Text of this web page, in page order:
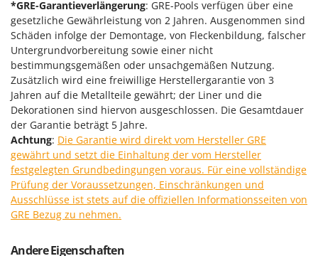
Mehrzweck-Sauggeräte
Minibacköfen
Motorhacken - Gartenfräsen
Motorspritzen
Mulcher für Traktor
N
Notstromaggregat
Nudelmaschinen
O
Obstmühlen Obsthäcksler Obstmuser
Obstpressen
FBC
Ferrari Group
Ferroni
Ferrua
FIAC
FIEM
Fimar
FINI
Fiorentini
Fiskars
Fontana Forni
*GRE-Garantieverlängerung: GRE-Pools verfügen über eine
gesetzliche Gewährleistung von 2 Jahren. Ausgenommen sind
Schäden infolge der Demontage, von Fleckenbildung, falscher
Untergrundvorbereitung sowie einer nicht
bestimmungsgemäßen oder unsachgemäßen Nutzung.
Zusätzlich wird eine freiwillige Herstellergarantie von 3
Jahren auf die Metallteile gewährt; der Liner und die
Dekorationen sind hiervon ausgeschlossen. Die Gesamtdauer
der Garantie beträgt 5 Jahre.
Achtung: Die Garantie wird direkt vom Hersteller GRE
gewährt und setzt die Einhaltung der vom Hersteller
festgelegten Grundbedingungen voraus. Für eine vollständige
Prüfung der Voraussetzungen, Einschränkungen und
Ausschlüsse ist stets auf die offiziellen Informationsseiten von
GRE Bezug zu nehmen.
Andere Eigenschaften